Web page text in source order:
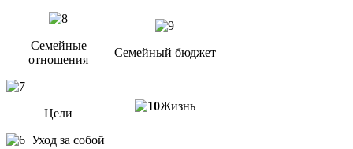
Семейные
отношения
Семейный бюджет
Цели
Жизнь
Уход за собой